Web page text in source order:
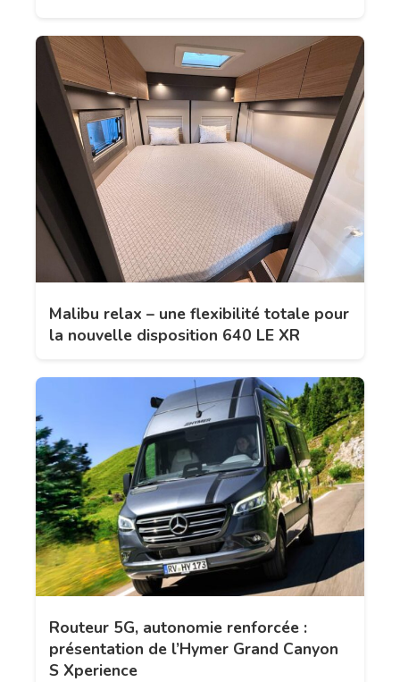
Malibu relax – une flexibilité totale pour
la nouvelle disposition 640 LE XR
Routeur 5G, autonomie renforcée :
présentation de l’Hymer Grand Canyon
S Xperience